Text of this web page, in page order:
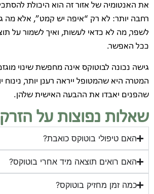
את האנטומיה של אזור זה הוא היכולת
רחבה יותר: לא רק “איפה יש קמט”, אלא מה
לשפר, מה לא כדאי לעשות, ואיך לשמור על
ככל האפשר.
גישה נכונה לבוטוקס אינה מחפשת שינוי
המטרה היא שהמטופל ייראה רענן יותר, נינוח
שהפנים יאבדו את ההבעה האישית שלהן.
שאלות נפוצות על
האם טיפולי בוטוקס כואבת?
האם רואים תוצאה מיד אחרי בוטוקס?
כמה זמן מחזיק בוטוקס?